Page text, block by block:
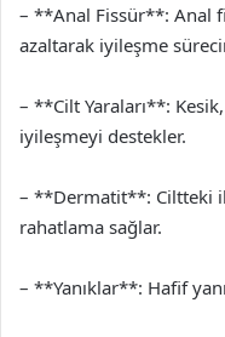
– **Anal Fissür**: Anal
azaltarak iyileşme
– **Cilt Yaraları**:
iyileşmeyi destekler.
– **Dermatit**: Ciltteki
rahatlama sağlar.
– **Yanıklar**: Hafif